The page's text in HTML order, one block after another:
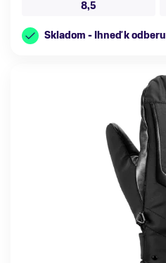
8,5
Skladom - Ihneď k odberu